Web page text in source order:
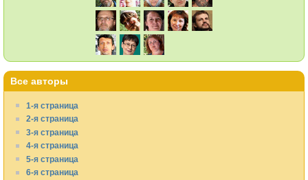
Все авторы
1-я страница
2-я страница
3-я страница
4-я страница
5-я страница
6-я страница